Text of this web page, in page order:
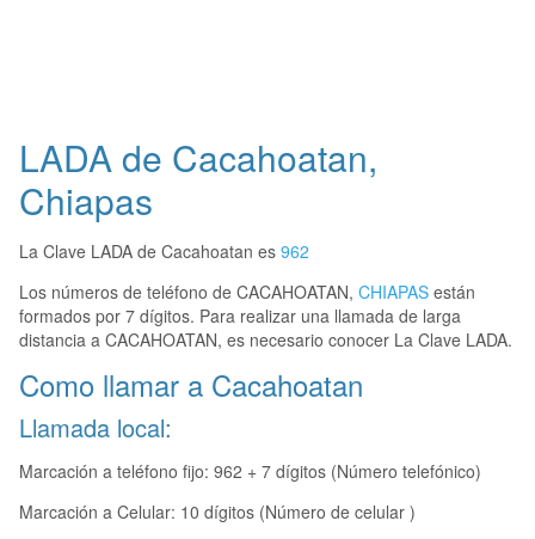
LADA de Cacahoatan,
Chiapas
La Clave LADA de Cacahoatan es 962
Los números de teléfono de CACAHOATAN, CHIAPAS están
formados por 7 dígitos. Para realizar una llamada de larga
distancia a CACAHOATAN, es necesario conocer La Clave LADA.
Como llamar a Cacahoatan
Llamada local:
Marcación a teléfono fijo: 962 + 7 dígitos (Número telefónico)
Marcación a Celular: 10 dígitos (Número de celular )